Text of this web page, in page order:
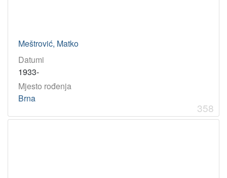
Meštrović, Matko
Datumi
1933-
Mjesto rođenja
Brna
358